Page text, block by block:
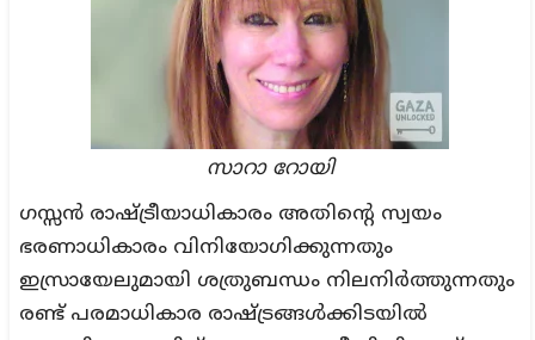
സാറാ റോയി
ഗസ്സൻ രാഷ്ട്രീയാധികാരം അതിന്റെ സ്വയം
ഭരണാധികാരം വിനിയോഗിക്കുന്നതും
ഇസ്രായേലുമായി ശത്രുബന്ധം നിലനിർത്തുന്നതും
രണ്ട് പരമാധികാര രാഷ്ട്രങ്ങൾക്കിടയിൽ